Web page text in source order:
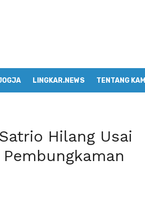
LINGKAR.NEWS TENTANG KAMI
Hilang Usai